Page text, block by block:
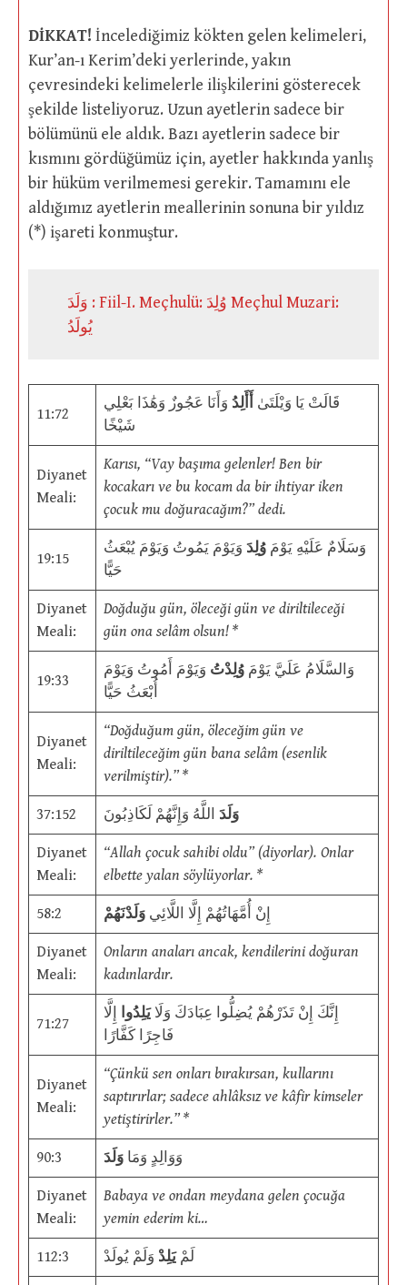
DİKKAT! İncelediğimiz kökten gelen kelimeleri,
Kur’an-ı Kerim’deki yerlerinde, yakın
çevresindeki kelimelerle ilişkilerini gösterecek
şekilde listeliyoruz. Uzun ayetlerin sadece bir
bölümünü ele aldık. Bazı ayetlerin sadece bir
kısmını gördüğümüz için, ayetler hakkında yanlış
bir hüküm verilmemesi gerekir. Tamamını ele
aldığımız ayetlerin meallerinin sonuna bir yıldız
(*) işareti konmuştur.
وَلَدَ : Fiil-I. Meçhulü: وُلِدَ Meçhul Muzari:
يُولَدُ
11:72
قَالَتْ يَا وَيْلَتَىٰ أَأَلِدُوَأَنَا عَجُوزٌ وَهَٰذَا بَعْلِي
شَيْخًا
Diyanet
Meali:
Karısı, “Vay başıma gelenler! Ben bir
kocakarı ve bu kocam da bir ihtiyar iken
çocuk mu doğuracağım?” dedi.
19:15
وَسَلَامٌ عَلَيْهِ يَوْمَ وُلِدَوَيَوْمَ يَمُوتُ وَيَوْمَ يُبْعَثُ
حَيًّا
Diyanet
Meali:
Doğduğu gün, öleceği gün ve diriltileceği
gün ona selâm olsun! *
19:33
وَالسَّلَامُ عَلَيَّ يَوْمَ وُلِدْتُ وَيَوْمَ أَمُوتُ وَيَوْمَ
أُبْعَثُ حَيًّا
Diyanet
Meali:
“Doğduğum gün, öleceğim gün ve
diriltileceğim gün bana selâm (esenlik
verilmiştir).” *
37:152 وَلَدَاللَّهُ وَإِنَّهُمْ لَكَاذِبُونَ
Diyanet
Meali:
“Allah çocuk sahibi oldu” (diyorlar). Onlar
elbette yalan söylüyorlar. *
58:2 إِنْ أُمَّهَاتُهُمْ إِلَّا اللَّائِي وَلَدْنَهُمْ
Diyanet
Meali:
Onların anaları ancak, kendilerini doğuran
kadınlardır.
71:27
إِنَّكَ إِنْ تَذَرْهُمْ يُضِلُّوا عِبَادَكَ وَلَايَلِدُوا إِلَّا
فَاجِرًا كَفَّارًا
Diyanet
Meali:
“Çünkü sen onları bırakırsan, kullarını
saptırırlar; sadece ahlâksız ve kâfir kimseler
yetiştirirler.” *
90:3 وَوَالِدٍ وَمَا وَلَدَ
Diyanet
Meali:
Babaya ve ondan meydana gelen çocuğa
yemin ederim ki…
112:3 لَمْيَلِدْ وَلَمْ يُولَدْ